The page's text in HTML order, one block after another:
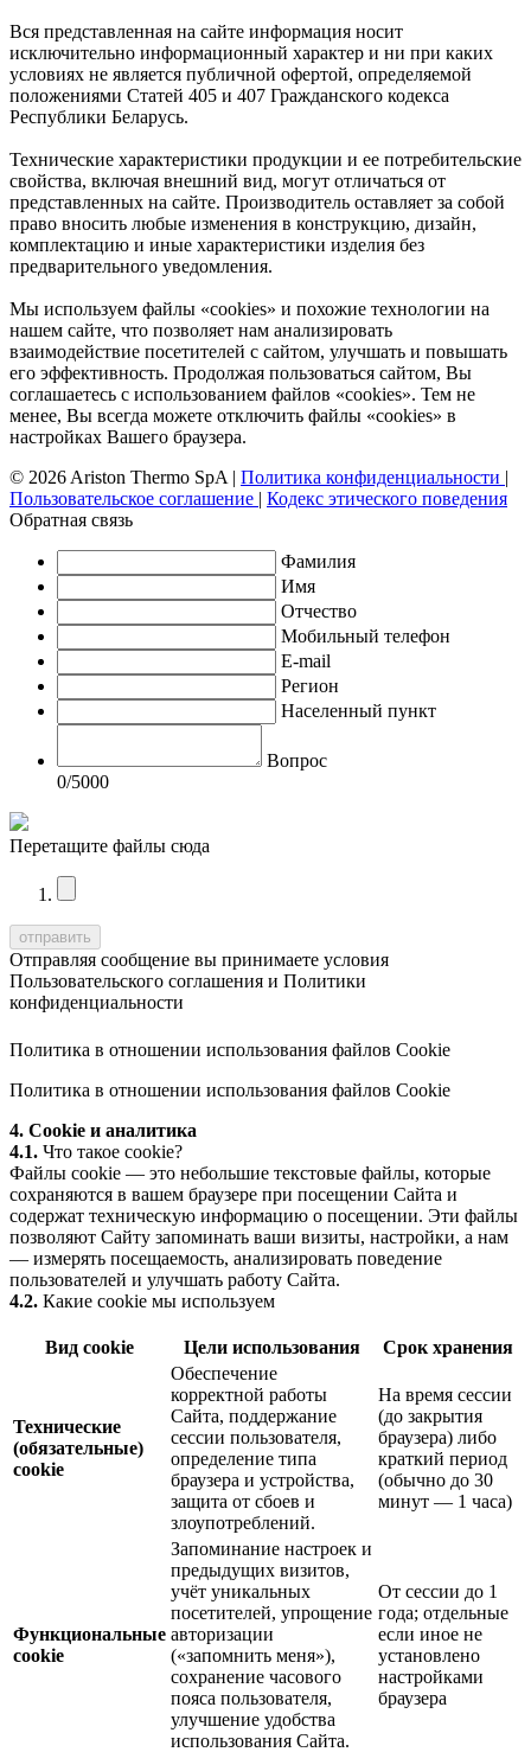
Вся представленная на сайте информация носит
исключительно информационный характер и ни при каких
условиях не является публичной офертой, определяемой
положениями Статей 405 и 407 Гражданского кодекса
Республики Беларусь.
Технические характеристики продукции и ее потребительские
свойства, включая внешний вид, могут отличаться от
представленных на сайте. Производитель оставляет за собой
право вносить любые изменения в конструкцию, дизайн,
комплектацию и иные характеристики изделия без
предварительного уведомления.
Мы используем файлы «cookies» и похожие технологии на
нашем сайте, что позволяет нам анализировать
взаимодействие посетителей с сайтом, улучшать и повышать
его эффективность. Продолжая пользоваться сайтом, Вы
соглашаетесь с использованием файлов «cookies». Тем не
менее, Вы всегда можете отключить файлы «cookies» в
настройках Вашего браузера.
© 2026 Ariston Thermo SpA | Политика конфиденциальности |
Пользовательское соглашение | Кодекс этического поведения
Обратная связь
Фамилия
Имя
Отчество
Мобильный телефон
E-mail
Регион
Населенный пункт
Вопрос
0/5000
Перетащите файлы сюда
Отправляя сообщение вы принимаете условия
Пользовательского соглашения и Политики
конфиденциальности
Политика в отношении использования файлов Cookie
Политика в отношении использования файлов Cookie
4. Cookie и аналитика
4.1. Что такое cookie?
Файлы cookie — это небольшие текстовые файлы, которые
сохраняются в вашем браузере при посещении Сайта и
содержат техническую информацию о посещении. Эти файлы
позволяют Сайту запоминать ваши визиты, настройки, а нам
— измерять посещаемость, анализировать поведение
пользователей и улучшать работу Сайта.
4.2. Какие cookie мы используем
Вид cookie Цели использования Срок хранения
Технические
(обязательные)
cookie
Обеспечение
корректной работы
Сайта, поддержание
сессии пользователя,
определение типа
браузера и устройства,
защита от сбоев и
злоупотреблений.
На время сессии
(до закрытия
браузера) либо
краткий период
(обычно до 30
минут — 1 часа)
Функциональные
cookie
Запоминание настроек и
предыдущих визитов,
учёт уникальных
посетителей, упрощение
авторизации
(«запомнить меня»),
сохранение часового
пояса пользователя,
улучшение удобства
использования Сайта.
От сессии до 1
года; отдельные
если иное не
установлено
настройками
браузера